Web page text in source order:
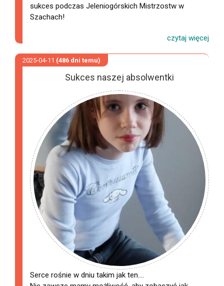
sukces podczas Jeleniogórskich Mistrzostw w
Szachach!
Sukces naszej absolwentki
2025-04-11 (486 dni temu)
Serce rośnie w dniu takim jak ten….